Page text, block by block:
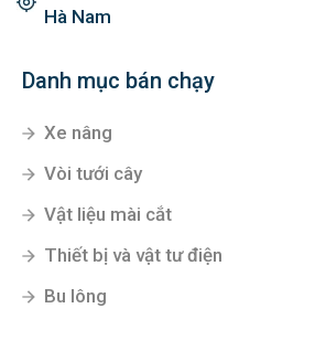
Hà Nam
Danh mục bán chạy
Xe nâng
Vòi tưới cây
Vật liệu mài cắt
Thiết bị và vật tư điện
Bu lông